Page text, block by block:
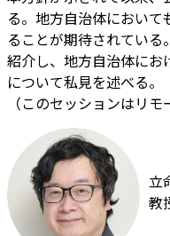
る。地方自治体におい
ることが期待されてい
紹介し、地方自治体にお
について私見を述べる。
（このセッションはリモ
立
教